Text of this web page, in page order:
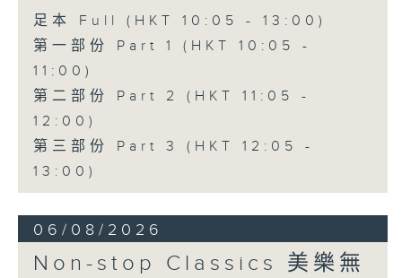
足本 Full (HKT 10:05 - 13:00)
第一部份 Part 1 (HKT 10:05 -
11:00)
第二部份 Part 2 (HKT 11:05 -
12:00)
第三部份 Part 3 (HKT 12:05 -
13:00)
06/08/2026
Non-stop Classics 美樂無